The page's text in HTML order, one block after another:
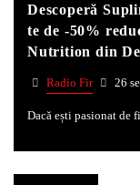
Descoperă
te de -50%
Nutrition din
Radio Fir 26
Dacă ești pasionat